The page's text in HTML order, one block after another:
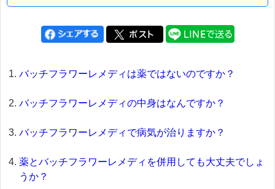
バッチフラワーレメディは薬ではないのですか？
バッチフラワーレメディの中身はなんですか？
バッチフラワーレメディで病気が治りますか？
薬とバッチフラワーレメディを併用しても大丈夫でしょ
うか？